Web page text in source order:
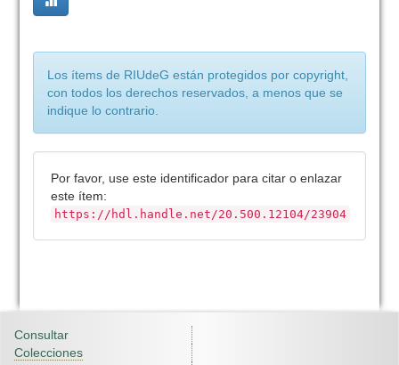
Los ítems de RIUdeG están protegidos por copyright,
con todos los derechos reservados, a menos que se
indique lo contrario.
Por favor, use este identificador para citar o enlazar
este ítem:
https://hdl.handle.net/20.500.12104/23904
Consultar
Colecciones